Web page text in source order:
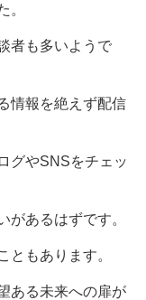
。
者も多いようで
情報を絶えず配信
グやSNSをチェッ
があるはずです。
ともあります。
ある未来への扉が